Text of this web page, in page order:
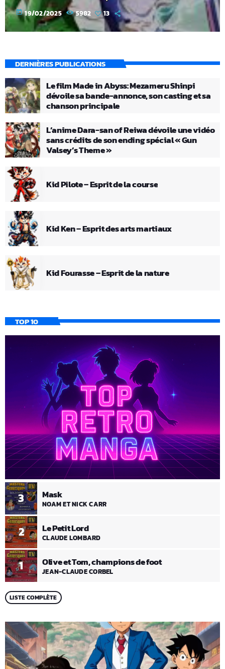
today 19/02/2025 5982 13
DERNIÈRES PUBLICATIONS
Le film Made in Abyss: Mezameru Shinpi
dévoile sa bande-annonce, son casting et sa
chanson principale
L’anime Dara-san of Reiwa dévoile une vidéo
sans crédits de son ending spécial « Gun
Valsey’s Theme »
Kid Pilote – Esprit de la course
Kid Ken – Esprit des arts martiaux
Kid Fourasse – Esprit de la nature
TOP 10
1 Olive et Tom, champions de foot
JEAN-CLAUDE CORBEL
2 Le Petit Lord
CLAUDE LOMBARD
3 Mask
NOAM ET NICK CARR
LISTE COMPLÈTE